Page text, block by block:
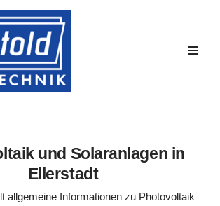
und Solaranlagen in
Ellerstadt
allgemeine Informationen zu Photovoltaik